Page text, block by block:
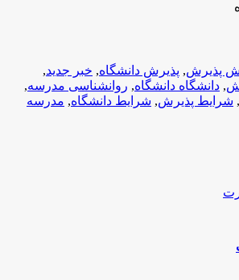
پذیرش, پذیرش دانشگاه, خبر جدید,
, دانشگاه دانشگاه, روانشناسی مدرسه,
, شرایط پذیرش, شرایط دانشگاه, مدرسه